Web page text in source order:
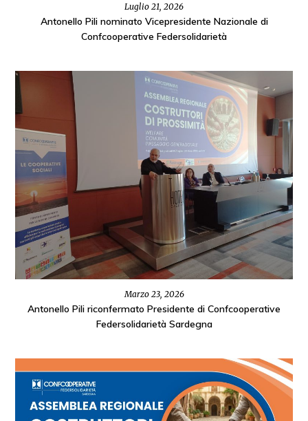
Luglio 21, 2026
Antonello Pili nominato Vicepresidente Nazionale di
Confcooperative Federsolidarietà
Marzo 23, 2026
Antonello Pili riconfermato Presidente di Confcooperative
Federsolidarietà Sardegna